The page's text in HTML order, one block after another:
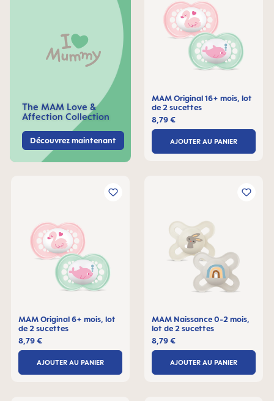
The MAM Love &
Affection Collection
Découvrez maintenant
MAM Original 16+ mois, lot
de 2 sucettes
8,79 €
AJOUTER AU PANIER
MAM Original 6+ mois, lot
de 2 sucettes
8,79 €
AJOUTER AU PANIER
MAM Naissance 0-2 mois,
lot de 2 sucettes
8,79 €
AJOUTER AU PANIER